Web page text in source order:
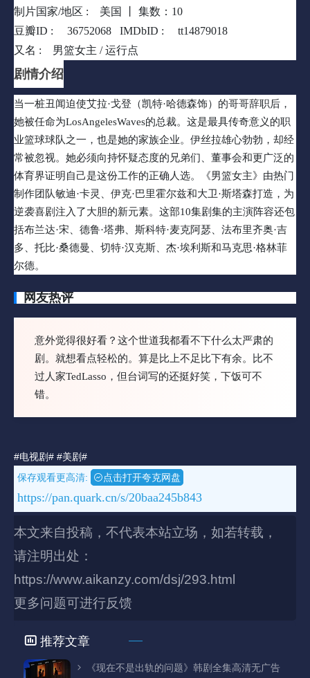
科特·麦克阿瑟、法布里齐奥·吉多、托比·桑德曼、切特·汉克斯、
杰·埃利斯和马克思·格林菲尔德。
制片国家/地区 :
美国 丨 集数：10
豆瓣ID :
36752068 IMDbID :
tt14879018
又名 :
男篮女主 / 运行点
剧情介绍
当一桩丑闻迫使艾拉·戈登（凯特·哈德森饰）的哥哥辞职后，
她被任命为LosAngelesWaves的总裁。这是最具传奇意义的职
业篮球球队之一，也是她的家族企业。伊丝拉雄心勃勃，却经
常被忽视。她必须向持怀疑态度的兄弟们、董事会和更广泛的
体育界证明自己是这份工作的正确人选。《男篮女主》由热门
制作团队敏迪·卡灵、伊克·巴里霍尔兹和大卫·斯塔森打造，为
逆袭喜剧注入了大胆的新元素。这部10集剧集的主演阵容还包
括布兰达·宋、德鲁·塔弗、斯科特·麦克阿瑟、法布里齐奥·吉
多、托比·桑德曼、切特·汉克斯、杰·埃利斯和马克思·格林菲
尔德。
网友热评
意外觉得很好看？这个世道我都看不下什么太严肃的
剧。就想看点轻松的。算是比上不足比下有余。比不
过人家TedLasso，但台词写的还挺好笑，下饭可不
错。
#电视剧# #美剧#
保存观看更高清:
点击打开夸克网盘
https://pan.quark.cn/s/20baa245b843
本文来自投稿，不代表本站立场，如若转载，
请注明出处：
https://www.aikanzy.com/dsj/293.html
更多问题可进行反馈
推荐文章
《现在不是出轨的问题》韩剧全集高清无广告